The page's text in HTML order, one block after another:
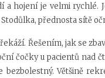
a hojení je velmi rychlé.
Stodůlka, přednosta sítě
Řešením, jak se
čočky u pacientů nad
Většině